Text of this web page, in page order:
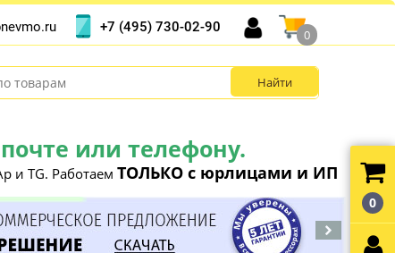
или телефону.
и TG. Работаем ТОЛЬКО с юрлицами и ИП
+7 (495) 730-02-90
0
0